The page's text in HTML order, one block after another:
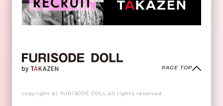
PAGE TOP
copyright (c) FURISODE DOLL all rights reserved.